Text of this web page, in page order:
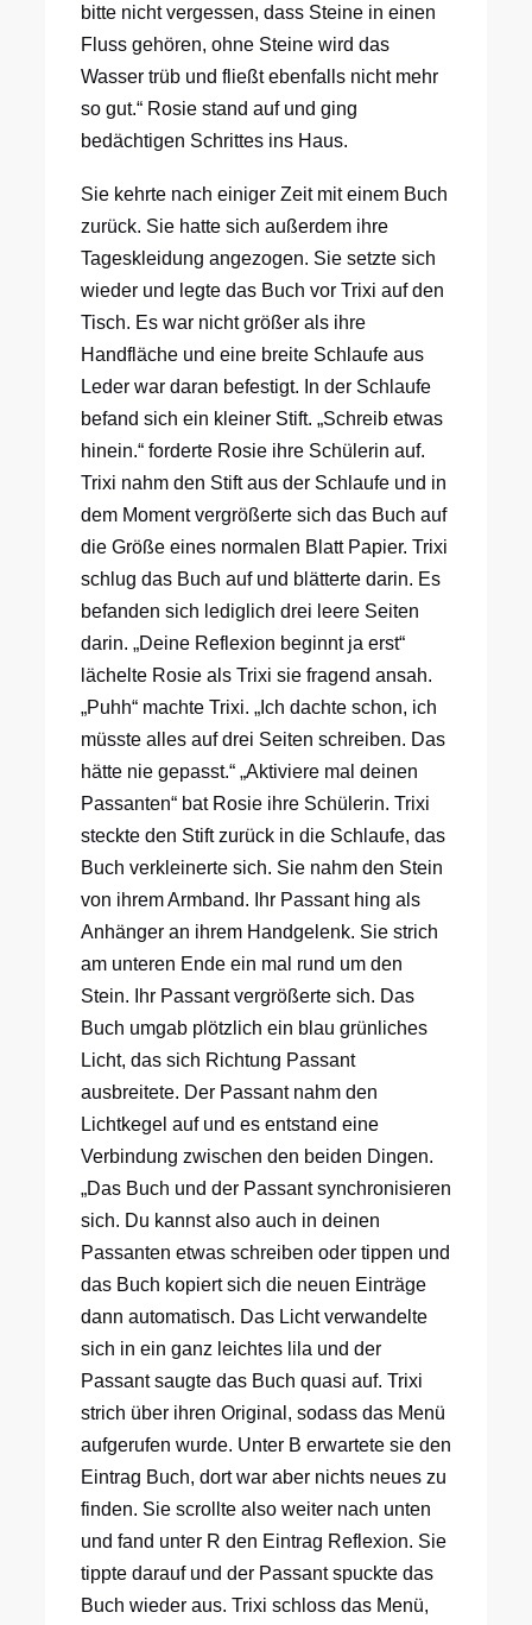
bitte nicht vergessen, dass Steine in einen
Fluss gehören, ohne Steine wird das
Wasser trüb und fließt ebenfalls nicht mehr
so gut.“ Rosie stand auf und ging
bedächtigen Schrittes ins Haus.
Sie kehrte nach einiger Zeit mit einem Buch
zurück. Sie hatte sich außerdem ihre
Tageskleidung angezogen. Sie setzte sich
wieder und legte das Buch vor Trixi auf den
Tisch. Es war nicht größer als ihre
Handfläche und eine breite Schlaufe aus
Leder war daran befestigt. In der Schlaufe
befand sich ein kleiner Stift. „Schreib etwas
hinein.“ forderte Rosie ihre Schülerin auf.
Trixi nahm den Stift aus der Schlaufe und in
dem Moment vergrößerte sich das Buch auf
die Größe eines normalen Blatt Papier. Trixi
schlug das Buch auf und blätterte darin. Es
befanden sich lediglich drei leere Seiten
darin. „Deine Reflexion beginnt ja erst“
lächelte Rosie als Trixi sie fragend ansah.
„Puhh“ machte Trixi. „Ich dachte schon, ich
müsste alles auf drei Seiten schreiben. Das
hätte nie gepasst.“ „Aktiviere mal deinen
Passanten“ bat Rosie ihre Schülerin. Trixi
steckte den Stift zurück in die Schlaufe, das
Buch verkleinerte sich. Sie nahm den Stein
von ihrem Armband. Ihr Passant hing als
Anhänger an ihrem Handgelenk. Sie strich
am unteren Ende ein mal rund um den
Stein. Ihr Passant vergrößerte sich. Das
Buch umgab plötzlich ein blau grünliches
Licht, das sich Richtung Passant
ausbreitete. Der Passant nahm den
Lichtkegel auf und es entstand eine
Verbindung zwischen den beiden Dingen.
„Das Buch und der Passant synchronisieren
sich. Du kannst also auch in deinen
Passanten etwas schreiben oder tippen und
das Buch kopiert sich die neuen Einträge
dann automatisch. Das Licht verwandelte
sich in ein ganz leichtes lila und der
Passant saugte das Buch quasi auf. Trixi
strich über ihren Original, sodass das Menü
aufgerufen wurde. Unter B erwartete sie den
Eintrag Buch, dort war aber nichts neues zu
finden. Sie scrollte also weiter nach unten
und fand unter R den Eintrag Reflexion. Sie
tippte darauf und der Passant spuckte das
Buch wieder aus. Trixi schloss das Menü,